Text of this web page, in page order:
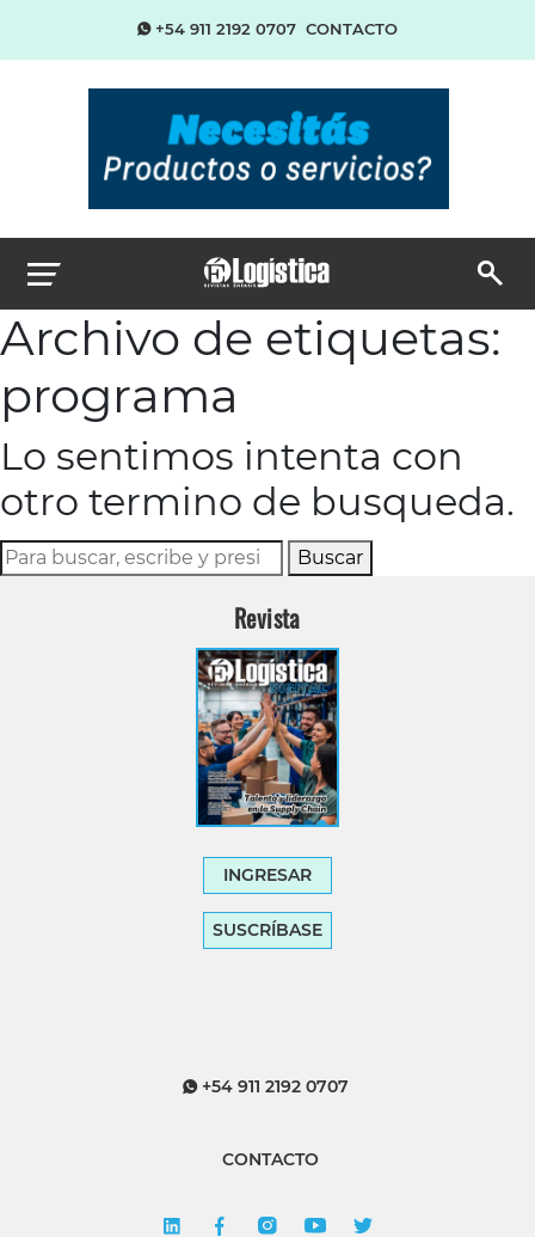
+54 911 2192 0707 CONTACTO
Archivo de etiquetas:
programa
Lo sentimos intenta con
otro termino de busqueda.
Buscar
Revista
INGRESAR
SUSCRÍBASE
+54 911 2192 0707
CONTACTO